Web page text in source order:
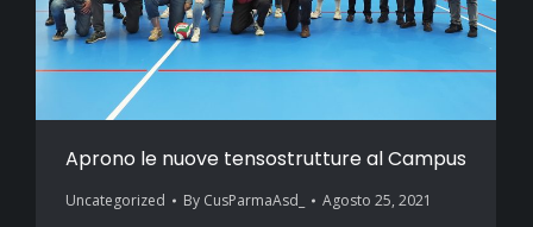
Aprono le nuove tensostrutture al Campus
Uncategorized By CusParmaAsd_ Agosto 25, 2021